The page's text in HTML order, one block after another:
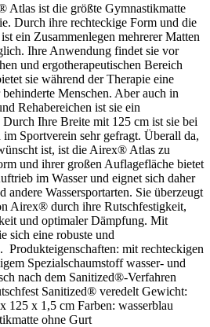
Atlas ist die größte Gymnastikmatte
Durch ihre rechteckige Form und die
ein Zusammenlegen mehrerer Matten
Ihre Anwendung findet sie vor
und ergotherapeutischen Bereich
sie während der Therapie eine
Menschen. Aber auch in
Rehabereichen ist sie ein
Durch Ihre Breite mit 125 cm ist sie bei
Sportverein sehr gefragt. Überall da,
ist, ist die Airex® Atlas zu
und ihrer großen Auflagefläche bietet
im Wasser und eignet sich daher
Wassersportarten. Sie überzeugt
Airex® durch ihre Rutschfestigkeit,
und optimaler Dämpfung. Mit
sich eine robuste und
Produkteigenschaften: mit rechteckigen
Spezialschaumstoff wasser- und
nach dem Sanitized®-Verfahren
Sanitized® veredelt Gewicht:
125 x 1,5 cm Farben: wasserblau
ohne Gurt